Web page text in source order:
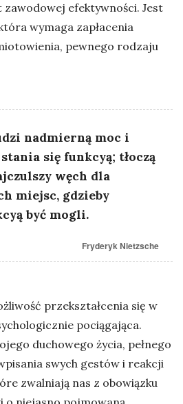
efektywności. Jest
wymaga zapłacenia
pewnego rodzaju
nadmierną moc i
się funkcyą; tłoczą
węch dla
miejsc, gdzieby
być mogli.
Fryderyk Nietzsche
przekształcenia się w
pociągająca.
duchowego życia, pełnego
swych gestów i reakcji
zwalniają nas z obowiązku